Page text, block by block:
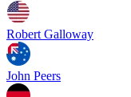
Robert Galloway
John Peers